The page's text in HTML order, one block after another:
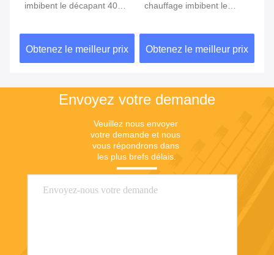
imbibent le décapant 40kz
Obtenez le meilleur prix
chauffage imbibent le
inoxydables
Obtenez le meilleur prix
Envoyez votre demande
Veuillez nous envoyer
votre demande et nous
vous répondrons dans
les plus brefs délais.